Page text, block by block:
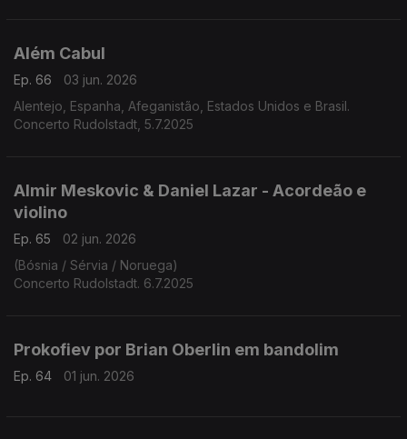
Além Cabul
Ep. 66
03 jun. 2026
Alentejo, Espanha, Afeganistão, Estados Unidos e Brasil.
Concerto Rudolstadt, 5.7.2025
Almir Meskovic & Daniel Lazar - Acordeão e
violino
Ep. 65
02 jun. 2026
(Bósnia / Sérvia / Noruega)
Concerto Rudolstadt. 6.7.2025
Prokofiev por Brian Oberlin em bandolim
Ep. 64 01 jun. 2026